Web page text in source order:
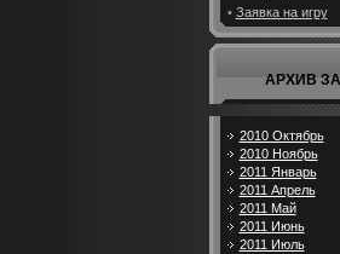
• Заявка на игру
АРХИВ
2010 Октябрь
2010 Ноябрь
2011 Январь
2011 Апрель
2011 Май
2011 Июнь
2011 Июль